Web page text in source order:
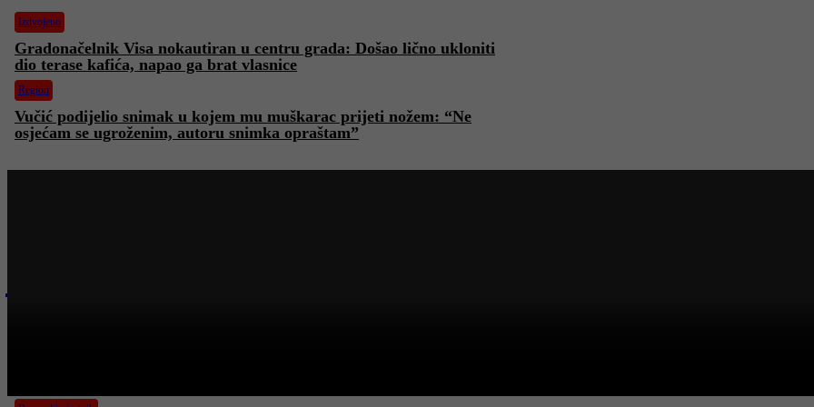
Izdvojeno
Gradonačelnik Visa nokautiran u centru grada: Došao lično ukloniti
dio terase kafića, napao ga brat vlasnice
Region
Vučić podijelio snimak u kojem mu muškarac prijeti nožem: “Ne
osjećam se ugroženim, autoru snimka opraštam”